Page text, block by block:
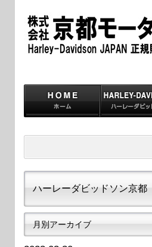
ハーレーダビッドソン京
月別アーカイブ